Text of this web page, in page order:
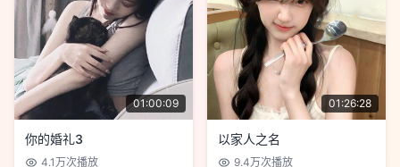
01:00:09
你的婚礼3
4.1万次播放
01:26:28
以家人之名
9.4万次播放